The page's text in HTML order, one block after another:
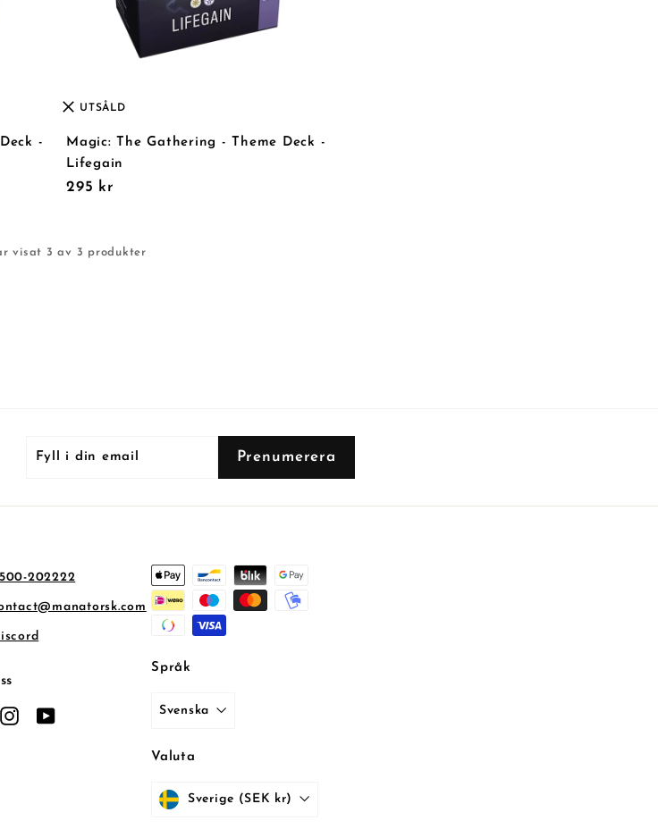
-
UTSÅLD
Magic: The Gathering - Theme Deck -
Lifegain
295 kr
visat 3 av 3 produkter
Prenumerera
202222
Instagram
Språk
Svenska
Valuta
Sverige (SEK kr)